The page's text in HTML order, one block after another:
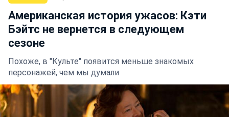
Американская история ужасов: Кэти
Бэйтс не вернется в следующем
сезоне
Похоже, в "Культе" появится меньше знакомых
персонажей, чем мы думали